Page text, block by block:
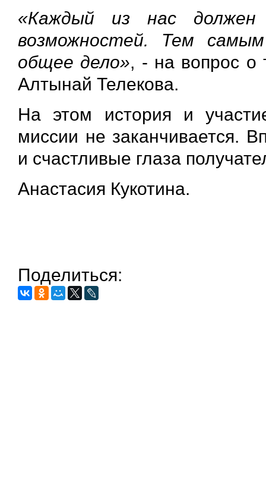
«Каждый из нас
возможностей. Тем
общее дело», - на вопрос о
Алтынай Телекова.
На этом история и
миссии не заканчивается.
и счастливые глаза
Анастасия Кукотина.
Поделиться: